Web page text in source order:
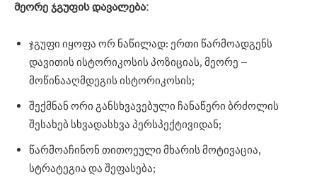
მეორე ჯგუფისდავალება:
ჯგუფი იყოფა ორ ნაწილად: ერთი წარმოადგენს
დავითის ისტორიკოსის პოზიციას, მეორე –
მოწინააღმდეგის ისტორიკოსის;
შექმნან ორი განსხვავებული ჩანაწერი ბრძოლის
შესახებ სხვადასხვა პერსპექტივიდან;
წარმოაჩინონ თითოეული მხარის მოტივაცია,
სტრატეგია და შეფასება;